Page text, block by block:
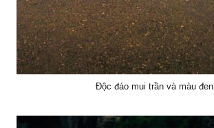
Độc đáo mui trần và màu đen